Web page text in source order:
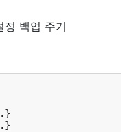
정 백업 주기
}
}